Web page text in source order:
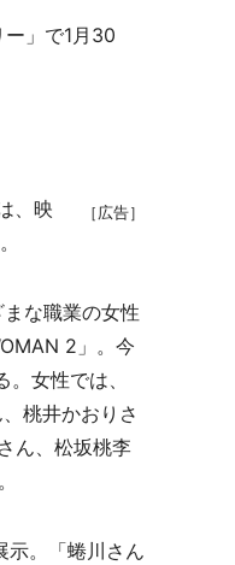
」で1月30
［広告］
、映
な職業の女性
2」。今
女性では、
桃井かおりさ
ん、松坂桃李
。「蜷川さん